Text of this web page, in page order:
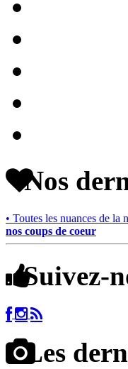
Nos
• Toutes les nuances de la
nos coups de coeur
Suivez-
Les